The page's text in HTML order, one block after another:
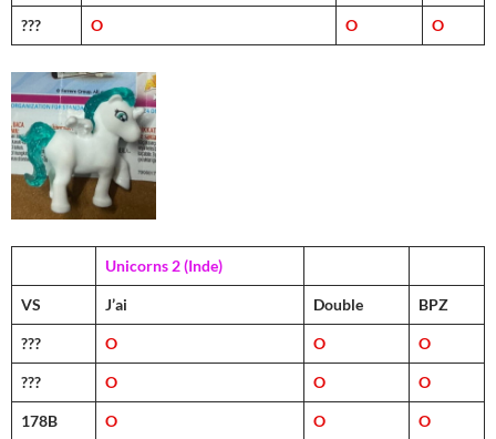
??? O O O
Unicorns 2 (Inde)
VS J’ai Double BPZ
??? O O O
??? O O O
178B O O O